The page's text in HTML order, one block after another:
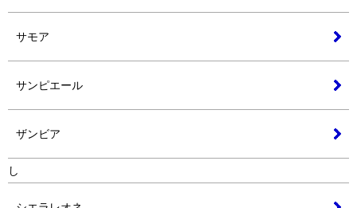
サモア
サンピエール
ザンビア
し